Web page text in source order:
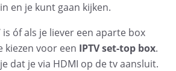
en je kunt gaan kijken.
is óf als je liever een aparte box
kiezen voor een IPTV set-top box.
dat je via HDMI op de tv aansluit.